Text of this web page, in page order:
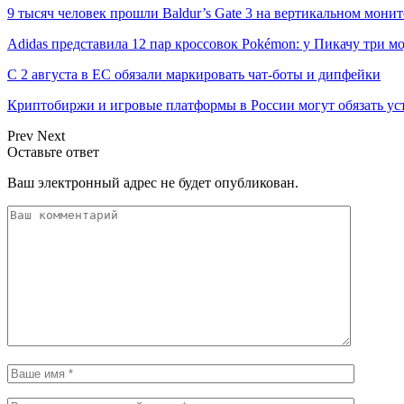
9 тысяч человек прошли Baldur’s Gate 3 на вертикальном
Adidas представила 12 пар кроссовок Pokémon: у Пикачу три
С 2 августа в ЕС обязали маркировать чат-боты и дипфейки
Криптобиржи и игровые платформы в России могут обязать
Prev Next
Оставьте ответ
Ваш электронный адрес не будет опубликован.